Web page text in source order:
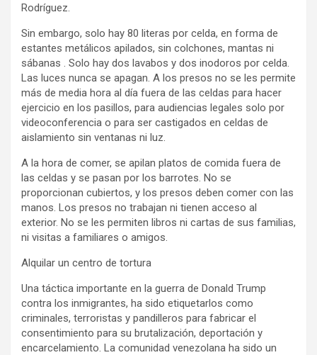
Rodríguez.
Sin embargo, solo hay 80 literas por celda, en forma de
estantes metálicos apilados, sin colchones, mantas ni
sábanas . Solo hay dos lavabos y dos inodoros por celda.
Las luces nunca se apagan. A los presos no se les permite
más de media hora al día fuera de las celdas para hacer
ejercicio en los pasillos, para audiencias legales solo por
videoconferencia o para ser castigados en celdas de
aislamiento sin ventanas ni luz.
A la hora de comer, se apilan platos de comida fuera de
las celdas y se pasan por los barrotes. No se
proporcionan cubiertos, y los presos deben comer con las
manos. Los presos no trabajan ni tienen acceso al
exterior. No se les permiten libros ni cartas de sus familias,
ni visitas a familiares o amigos.
Alquilar un centro de tortura
Una táctica importante en la guerra de Donald Trump
contra los inmigrantes, ha sido etiquetarlos como
criminales, terroristas y pandilleros para fabricar el
consentimiento para su brutalización, deportación y
encarcelamiento. La comunidad venezolana ha sido un